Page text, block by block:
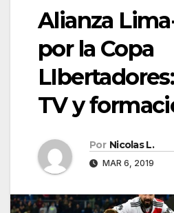
Alianza
por la Copa
TV y
Por Nicolas L.
MAR 6, 2019